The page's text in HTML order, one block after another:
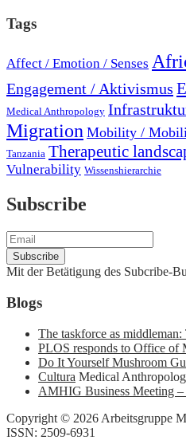
Tags
Affect / Emotion / Senses
Engagement / Aktivismus
Medical Anthropology
Migration Mobility /
Tanzania Therapeutic
Vulnerability Wissenshierarchie
Subscribe
Mit der Betätigung des Subcribe-
Blogs
The taskforce as
PLOS responds to Office of
Do It Yourself Mushroom
Cultura Medical
AMHIG Business Meeting
Copyright © 2026 Arbeitsgruppe
ISSN: 2509-6931